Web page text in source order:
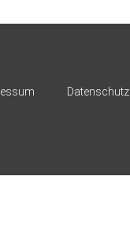
Datenschutz